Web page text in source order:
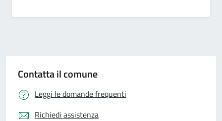
Contatta il comune
Leggi le domande frequenti
Richiedi assistenza